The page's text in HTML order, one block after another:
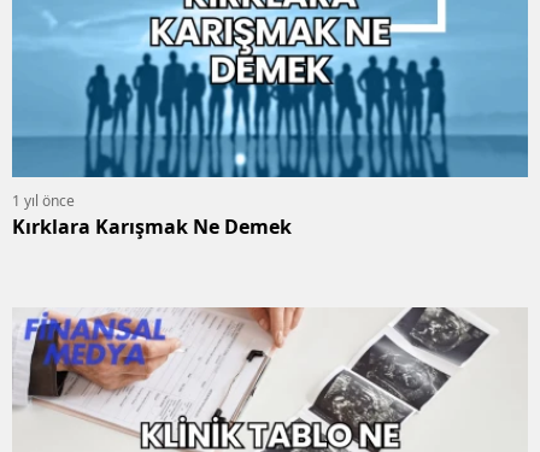
1 yıl önce
Kırklara Karışmak Ne Demek